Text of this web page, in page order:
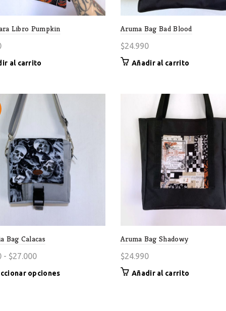
Libro Pumpkin
al carrito
Aruma Bag Bad Blood
$24.990
Añadir al carrito
Bag Calacas
- $27.000Rango
de
opcionesEste
Aruma Bag Shadowy
$24.990
Añadir al carrito